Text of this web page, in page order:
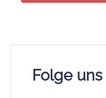
Folge uns